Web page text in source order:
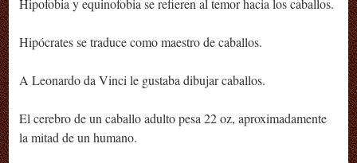
Hipofobia y equinofobia se refieren al temor hacia los caballos.
Hipócrates se traduce como maestro de caballos.
A Leonardo da Vinci le gustaba dibujar caballos.
El cerebro de un caballo adulto pesa 22 oz, aproximadamente
la mitad de un humano.